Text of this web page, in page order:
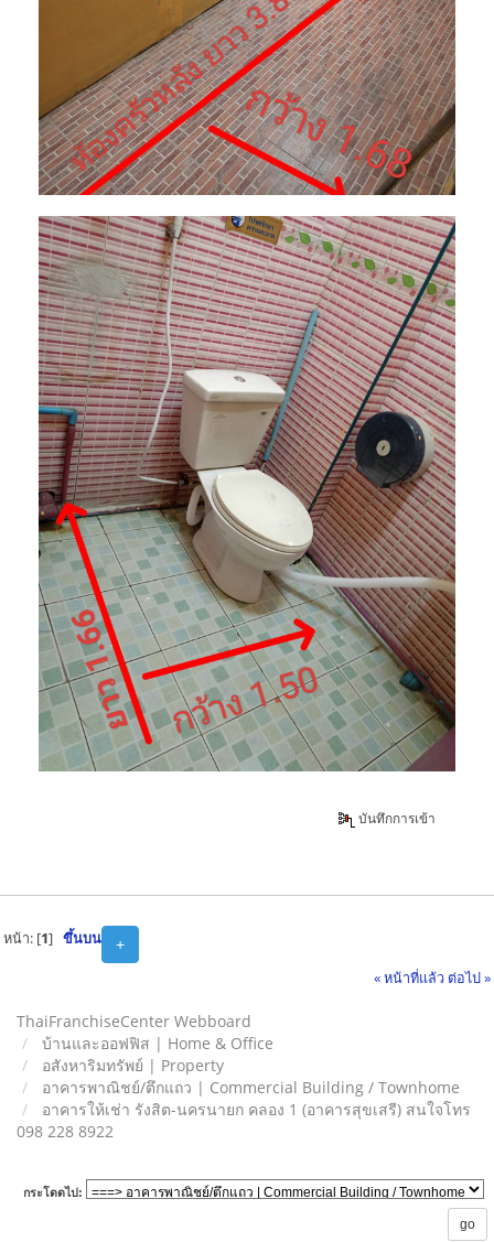
บันทึกการเข้า
+
หน้า: [1] ขึ้นบน
« หน้าที่แล้ว ต่อไป »
ThaiFranchiseCenter Webboard
บ้านและออฟฟิส | Home & Office
อสังหาริมทรัพย์ | Property
อาคารพาณิชย์/ตึกแถว | Commercial Building / Townhome
อาคารให้เช่า รังสิต-นครนายก คลอง 1 (อาคารสุขเสรี) สนใจโทร
098 228 8922
กระโดดไป: